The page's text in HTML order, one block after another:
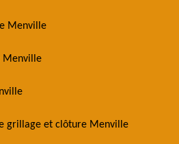
Menville
Menville
grillage et clôture Menville